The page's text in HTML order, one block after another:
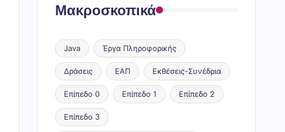
Μακροσκοπικά
Java Έργα Πληροφορικής
Δράσεις ΕΑΠ Εκθέσεις-Συνέδρια
Επίπεδο 0 Επίπεδο 1 Επίπεδο 2
Επίπεδο 3